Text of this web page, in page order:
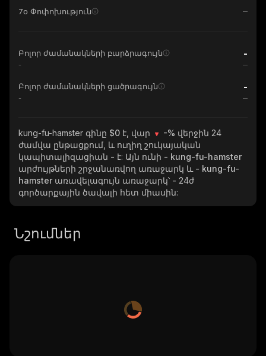
7օ Փոփոխություն
Բոլոր ժամանակների բարձրագույն -
-
Բոլոր ժամանակների ցածրագույն -
-
kung-fu-hamster գինը $0 է, վար -% վերջին 24
ժամվա ընթացքում, և ուղիղ շուկայական
կապիտալիզացիան - է: Այն ունի - kung-fu-hamster
արժույթների շրջանառվող առաջարկ և - kung-fu-
hamster առավելագույն առաջարկ՝ - 24ժ
գործարքային ծավալի հետ միասին:
Նշումներ